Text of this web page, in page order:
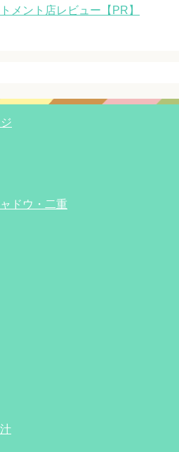
メント店レビュー【PR】
ドウ・二重